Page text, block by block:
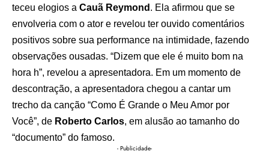
teceu elogios a Cauã Reymond . Ela afirmou que se
envolveria com o ator e revelou ter ouvido comentários
positivos sobre sua performance na intimidade, fazendo
observações ousadas. “Dizem que ele é muito bom na
hora h”, revelou a apresentadora. Em um momento de
descontração, a apresentadora chegou a cantar um
trecho da canção “Como É Grande o Meu Amor por
Você”, de Roberto Carlos, em alusão ao tamanho do
“documento” do famoso.
- Publicidade-